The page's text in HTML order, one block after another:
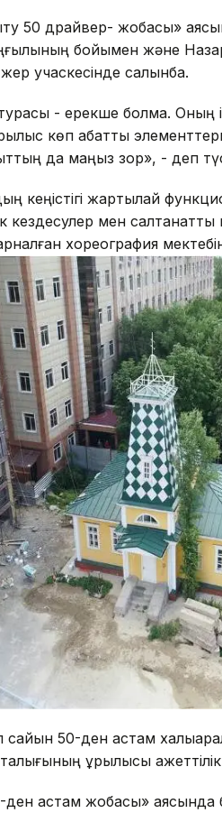
50 драйвер- жобасы»
бойымен және
учаскесінде салынбақ.
- ерекше болмақ. Оның
көп қабатты
да маңыз зор», - деп
кеңістігі жартылай
кездесулер мен салтанатты
хореография
50-ден астам
құрылысы
астам жобасы» аясында